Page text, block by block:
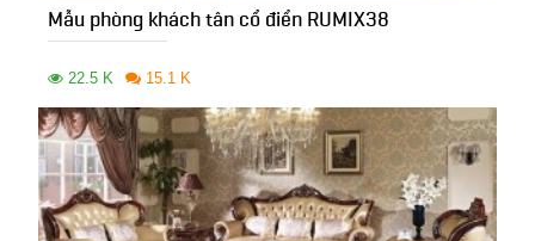
Mẫu phòng khách tân cổ điển RUMIX38
22.5 K 15.1 K